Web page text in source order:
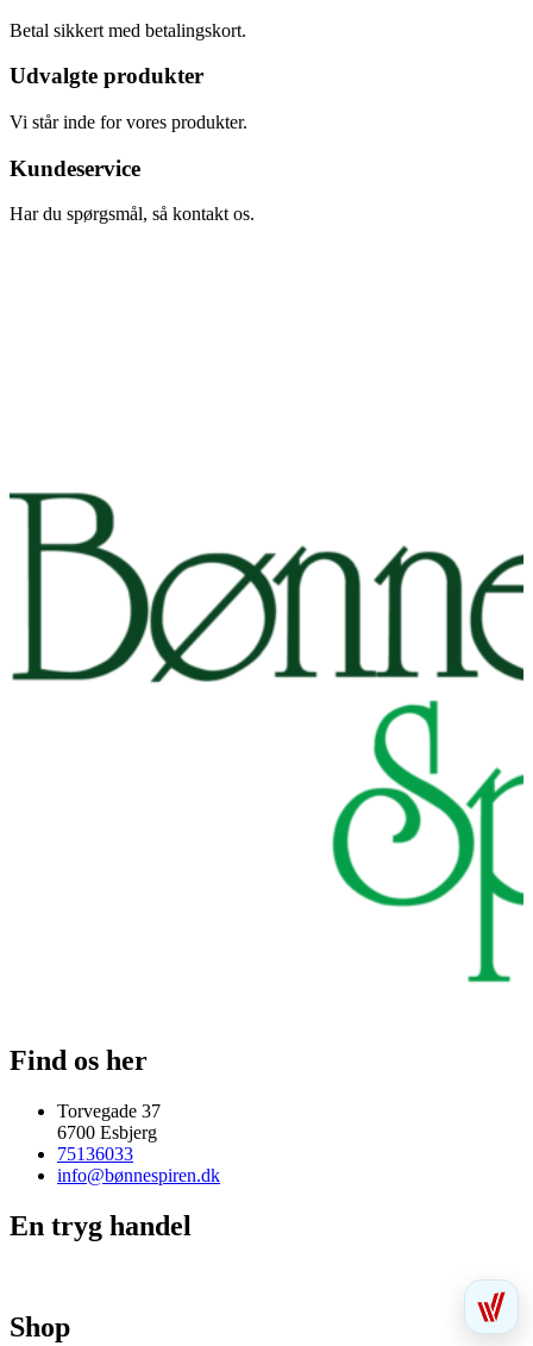
Betal sikkert med betalingskort.
Udvalgte produkter
Vi står inde for vores produkter.
Kundeservice
Har du spørgsmål, så kontakt os.
Find os her
Torvegade 37
6700 Esbjerg
75136033
info@bønnespiren.dk
En tryg handel
Shop